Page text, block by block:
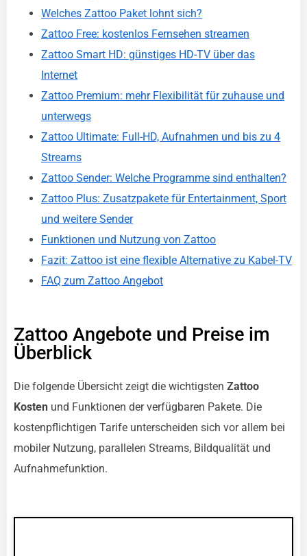
Welches Zattoo Paket lohnt sich?
Zattoo Free: kostenlos Fernsehen streamen
Zattoo Smart HD: günstiges HD-TV über das
Internet
Zattoo Premium: mehr Flexibilität für zuhause und
unterwegs
Zattoo Ultimate: Full-HD, Aufnahmen und bis zu 4
Streams
Zattoo Sender: Welche Programme sind enthalten?
Zattoo Plus: Zusatzpakete für Entertainment, Sport
und weitere Sender
Funktionen und Nutzung von Zattoo
Fazit: Zattoo ist eine flexible Alternative zu Kabel-TV
FAQ zum Zattoo Angebot
Zattoo Angebote und Preise im
Überblick
Die folgende Übersicht zeigt die wichtigsten Zattoo
Kosten und Funktionen der verfügbaren Pakete. Die
kostenpflichtigen Tarife unterscheiden sich vor allem bei
mobiler Nutzung, parallelen Streams, Bildqualität und
Aufnahmefunktion.